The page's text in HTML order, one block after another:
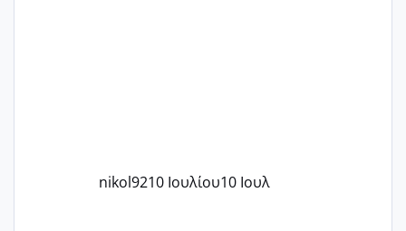
nikol9210 Ιουλίου10 Ιουλ